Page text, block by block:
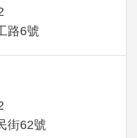
路6號
街62號